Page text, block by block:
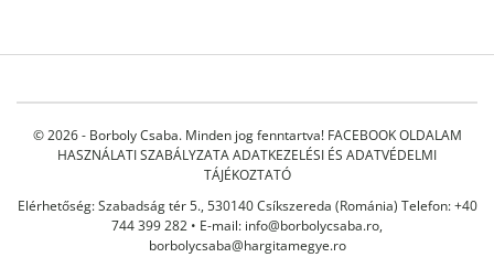
© 2026 - Borboly Csaba. Minden jog fenntartva! FACEBOOK OLDALAM
HASZNÁLATI SZABÁLYZATAADATKEZELÉSI ÉS ADATVÉDELMI
TÁJÉKOZTATÓ
Elérhetőség: Szabadság tér 5., 530140 Csíkszereda (Románia) Telefon: +40
744 399 282 • E-mail: info@borbolycsaba.ro,
borbolycsaba@hargitamegye.ro